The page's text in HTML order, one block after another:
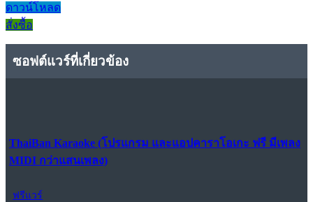
ดาวน์โหลด
สั่งซื้อ
ซอฟต์แวร์ที่เกี่ยวข้อง
ThaiBan Karaoke (โปรแกรม และแอปคาราโอเกะ ฟรี มีเพลง
MIDI กว่าแสนเพลง)
ฟรีแวร์